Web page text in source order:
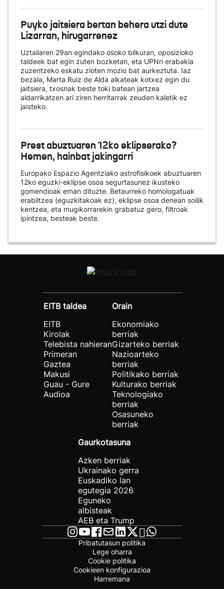
Puyko jaitsiera bertan behera utzi dute
Lizarran, hirugarrenez
Uztailaren 29an egindako osoko bilkuran, oposizioko
taldeek bat egin zuten bozketan, eta UPNri erabakia
zuzentzeko eskatu zioten mozio bat aurkeztuta. Iaz
bezala, Marta Ruiz de Alda alkateak kotxez egin du
jaitsiera, txosnak beste toki batean jartzea
aldarrikatzen ari ziren herritarrak zeuden kaletik ez
jaisteko.
Prest abuztuaren 12ko eklipserako?
Hemen, hainbat jakingarri
Europako Espazio Agentziako astrofisikoek abuztuaren
12ko eguzki-eklipse osoa segurtasunez ikusteko
gomendioak eman dituzte. Betaurreko homologatuak
erabiltzea (eguzkitakoak ez), eklipse osoa denean soilik
kentzea, eta mugikorrarekin grabatuz gero, filtroak
ipintzea, besteak beste.
EITB taldea
EITB
Kirolak
Telebista nahieran
Primeran
Gaztea
Makusi
Guau - Gure
Audioa
Orain
Ekonomiako
berriak
Gizarteko berriak
Nazioarteko
berriak
Politikako berriak
Kulturako berriak
Teknologiako
berriak
Osasuneko
berriak
Gaurkotasuna
Azken berriak
Ukrainako gerra
Euskadiko lan
egutegia 2026
Eguneko
albisteak
AEB eta Trump
Pribatutasun politika
Lege oharra
Cookie politika
Cookieen konfigurazioa
Harremana